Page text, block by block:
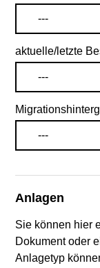
---
aktuelle/letzte
---
---
Anlagen
Sie können hier
Dokument oder
Anlagetyp